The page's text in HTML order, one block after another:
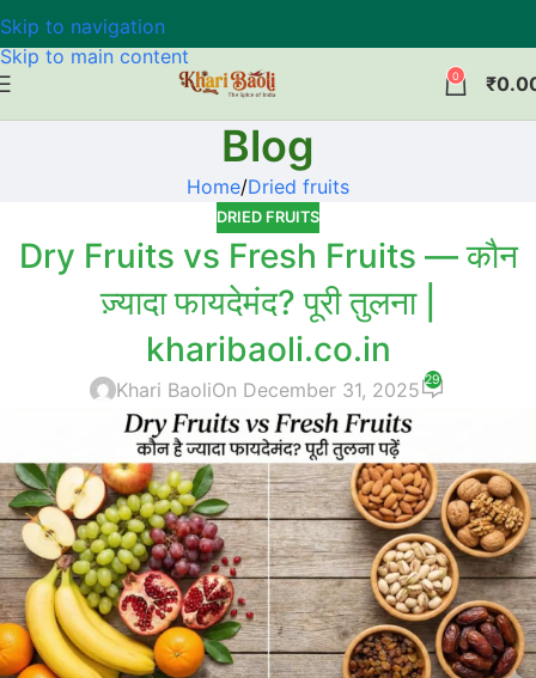
Skip to navigation
Skip to main content
0 ₹
Blog
Home Dried fruits
DRIED FRUITS
Dry Fruits vs Fresh Fruits — कौन
ज़्यादा फायदेमंद? पूरी तुलना |
kharibaoli.co.in
Khari BaoliOn December 31, 2025 29